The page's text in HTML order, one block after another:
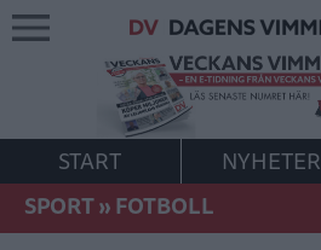
START NYHETER
SPORT»FOTBOLL